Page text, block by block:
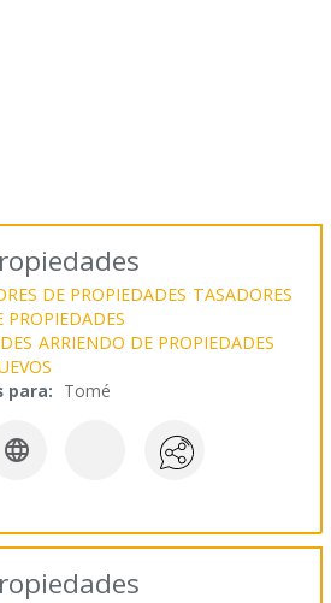
DE PROPIEDADES TASADORES
ARRIENDO DE PROPIEDADES
para: Tomé
